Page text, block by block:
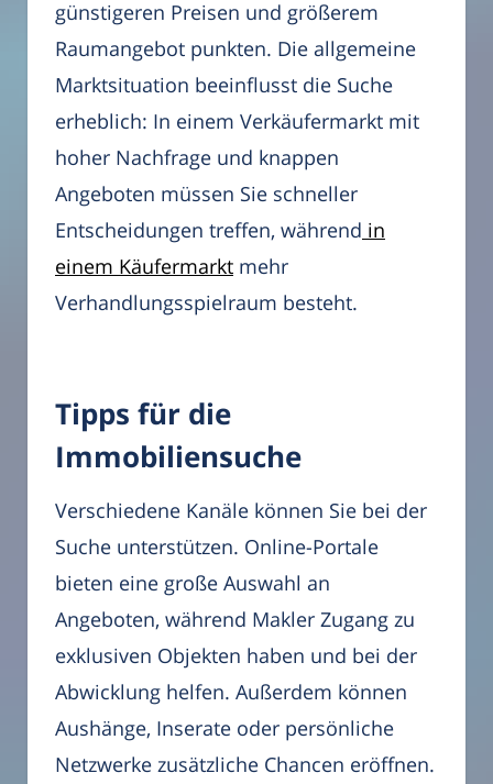
günstigeren Preisen und größerem
Raumangebot punkten. Die allgemeine
Marktsituation beeinflusst die Suche
erheblich: In einem Verkäufermarkt mit
hoher Nachfrage und knappen
Angeboten müssen Sie schneller
Entscheidungen treffen, während in
einem Käufermarkt mehr
Verhandlungsspielraum besteht.
Tipps für die
Immobiliensuche
Verschiedene Kanäle können Sie bei der
Suche unterstützen. Online-Portale
bieten eine große Auswahl an
Angeboten, während Makler Zugang zu
exklusiven Objekten haben und bei der
Abwicklung helfen. Außerdem können
Aushänge, Inserate oder persönliche
Netzwerke zusätzliche Chancen eröffnen.